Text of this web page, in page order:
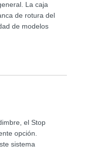
La caja
de rotura del
de modelos
el Stop
opción.
sistema